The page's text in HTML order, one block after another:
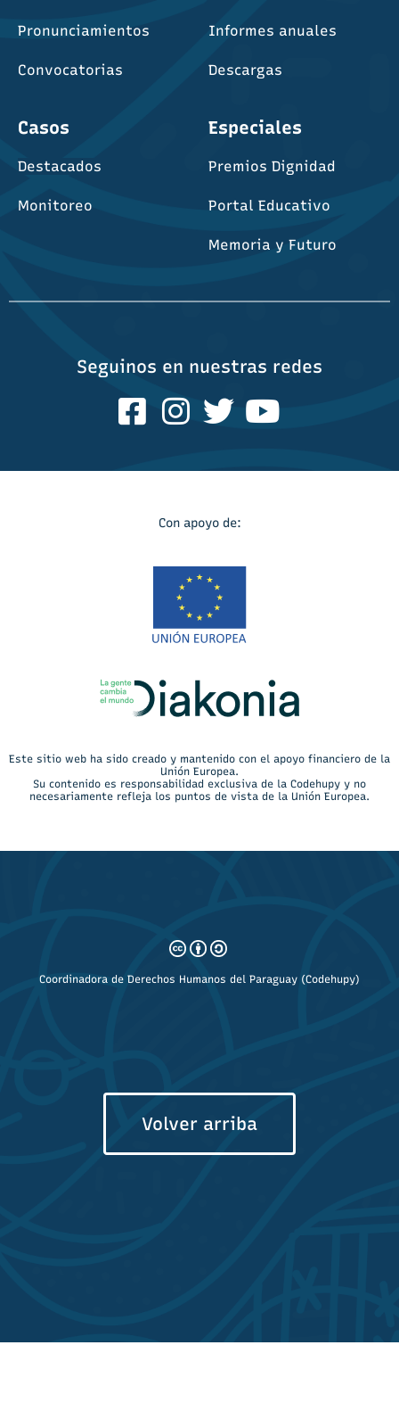
Pronunciamientos
Convocatorias
Informes anuales
Descargas
Casos
Destacados
Monitoreo
Especiales
Premios Dignidad
Portal Educativo
Memoria y Futuro
Seguinos en nuestras redes
Con apoyo de:
Este sitio web ha sido creado y mantenido con el apoyo financiero de la
Unión Europea.
Su contenido es responsabilidad exclusiva de la Codehupy y no
necesariamente refleja los puntos de vista de la Unión Europea.
Coordinadora de Derechos Humanos del Paraguay (Codehupy)
Volver arriba